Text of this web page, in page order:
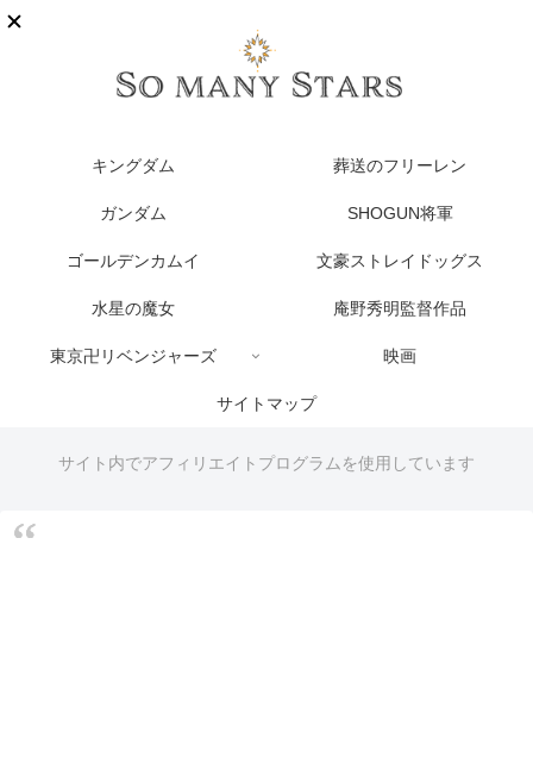
キングダム 葬送のフリーレン
ガンダム SHOGUN将軍
ゴールデンカムイ 文豪ストレイドッグス
水星の魔女 庵野秀明監督作品
東京卍リベンジャーズ 映画
サイトマップ
サイト内でアフィリエイトプログラムを使用しています